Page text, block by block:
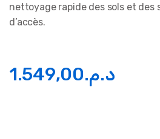
nettoyage rapide des sols et
d’accès.
د.م.1.549,00